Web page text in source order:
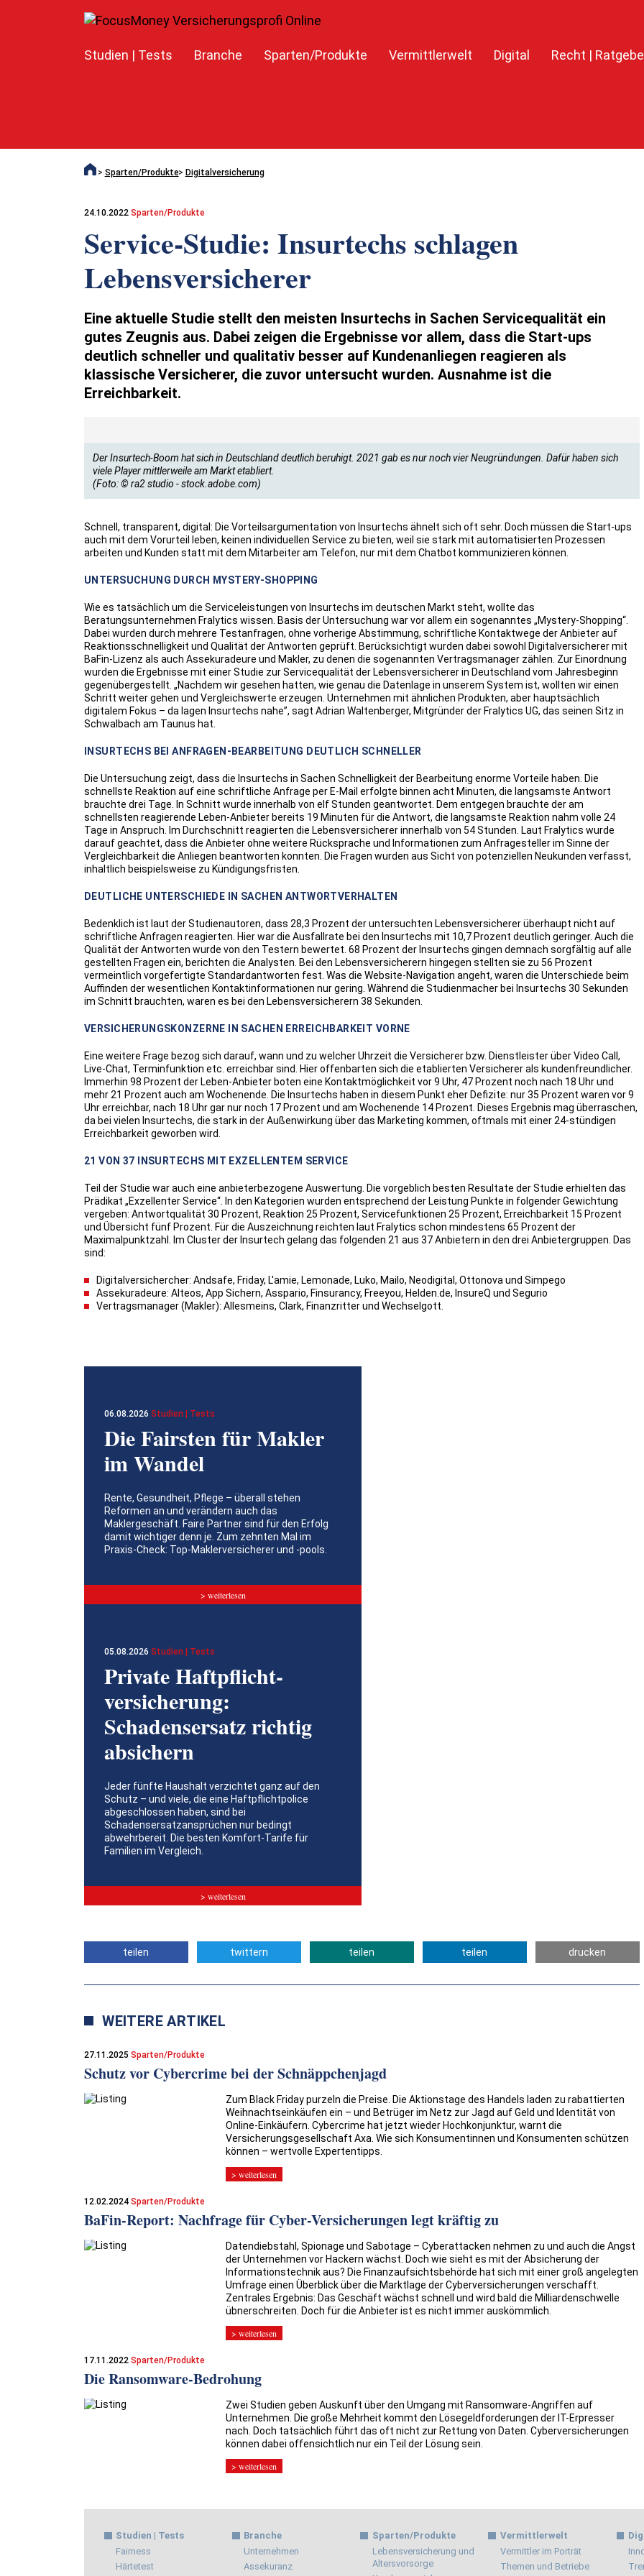
Studien | Tests Branche Sparten/Produkte Vermittlerwelt Digital Recht |
Sparten/Produkte Digitalversicherung
24.10.2022 Sparten/Produkte
Service-Studie: Insurtechs schlagen
Lebensversicherer
Eine aktuelle Studie stellt den meisten Insurtechs in Sachen Servicequalität ein
gutes Zeugnis aus. Dabei zeigen die Ergebnisse vor allem, dass die Start-ups
deutlich schneller und qualitativ besser auf Kundenanliegen reagieren als
klassische Versicherer, die zuvor untersucht wurden. Ausnahme ist die
Erreichbarkeit.
Der Insurtech-Boom hat sich in Deutschland deutlich beruhigt. 2021 gab es nur noch vier Neugründungen. Dafür haben sich
viele Player mittlerweile am Markt etabliert.
(Foto: © ra2 studio - stock.adobe.com)
Schnell, transparent, digital: Die Vorteilsargumentation von Insurtechs ähnelt sich oft sehr. Doch müssen die Start-ups
auch mit dem Vorurteil leben, keinen individuellen Service zu bieten, weil sie stark mit automatisierten Prozessen
arbeiten und Kunden statt mit dem Mitarbeiter am Telefon, nur mit dem Chatbot kommunizieren können.
UNTERSUCHUNG DURCH MYSTERY-SHOPPING
Wie es tatsächlich um die Serviceleistungen von Insurtechs im deutschen Markt steht, wollte das
Beratungsunternehmen Fralytics wissen. Basis der Untersuchung war vor allem ein sogenanntes „Mystery-Shopping“.
Dabei wurden durch mehrere Testanfragen, ohne vorherige Abstimmung, schriftliche Kontaktwege der Anbieter auf
Reaktionsschnelligkeit und Qualität der Antworten geprüft. Berücksichtigt wurden dabei sowohl Digitalversicherer mit
BaFin-Lizenz als auch Assekuradeure und Makler, zu denen die sogenannten Vertragsmanager zählen. Zur Einordnung
wurden die Ergebnisse mit einer Studie zur Servicequalität der Lebensversicherer in Deutschland vom Jahresbeginn
gegenübergestellt. „Nachdem wir gesehen hatten, wie genau die Datenlage in unserem System ist, wollten wir einen
Schritt weiter gehen und Vergleichswerte erzeugen. Unternehmen mit ähnlichen Produkten, aber hauptsächlich
digitalem Fokus – da lagen Insurtechs nahe”, sagt Adrian Waltenberger, Mitgründer der Fralytics UG, das seinen Sitz in
Schwalbach am Taunus hat.
INSURTECHS BEI ANFRAGEN-BEARBEITUNG DEUTLICH SCHNELLER
Die Untersuchung zeigt, dass die Insurtechs in Sachen Schnelligkeit der Bearbeitung enorme Vorteile haben. Die
schnellste Reaktion auf eine schriftliche Anfrage per E-Mail erfolgte binnen acht Minuten, die langsamste Antwort
brauchte drei Tage. In Schnitt wurde innerhalb von elf Stunden geantwortet. Dem entgegen brauchte der am
schnellsten reagierende Leben-Anbieter bereits 19 Minuten für die Antwort, die langsamste Reaktion nahm volle 24
Tage in Anspruch. Im Durchschnitt reagierten die Lebensversicherer innerhalb von 54 Stunden. Laut Fralytics wurde
darauf geachtet, dass die Anbieter ohne weitere Rücksprache und Informationen zum Anfragesteller im Sinne der
Vergleichbarkeit die Anliegen beantworten konnten. Die Fragen wurden aus Sicht von potenziellen Neukunden verfasst,
inhaltlich beispielsweise zu Kündigungsfristen.
DEUTLICHE UNTERSCHIEDE IN SACHEN ANTWORTVERHALTEN
Bedenklich ist laut der Studienautoren, dass 28,3 Prozent der untersuchten Lebensversicherer überhaupt nicht auf
schriftliche Anfragen reagierten. Hier war die Ausfallrate bei den Insurtechs mit 10,7 Prozent deutlich geringer. Auch die
Qualität der Antworten wurde von den Testern bewertet. 68 Prozent der Insurtechs gingen demnach sorgfältig auf alle
gestellten Fragen ein, berichten die Analysten. Bei den Lebensversicherern hingegen stellten sie zu 56 Prozent
vermeintlich vorgefertigte Standardantworten fest. Was die Website-Navigation angeht, waren die Unterschiede beim
Auffinden der wesentlichen Kontaktinformationen nur gering. Während die Studienmacher bei Insurtechs 30 Sekunden
im Schnitt brauchten, waren es bei den Lebensversicherern 38 Sekunden.
VERSICHERUNGSKONZERNE IN SACHEN ERREICHBARKEIT VORNE
Eine weitere Frage bezog sich darauf, wann und zu welcher Uhrzeit die Versicherer bzw. Dienstleister über Video Call,
Live-Chat, Terminfunktion etc. erreichbar sind. Hier offenbarten sich die etablierten Versicherer als kundenfreundlicher.
Immerhin 98 Prozent der Leben-Anbieter boten eine Kontaktmöglichkeit vor 9 Uhr, 47 Prozent noch nach 18 Uhr und
mehr 21 Prozent auch am Wochenende. Die Insurtechs haben in diesem Punkt eher Defizite: nur 35 Prozent waren vor 9
Uhr erreichbar, nach 18 Uhr gar nur noch 17 Prozent und am Wochenende 14 Prozent. Dieses Ergebnis mag überraschen,
da bei vielen Insurtechs, die stark in der Außenwirkung über das Marketing kommen, oftmals mit einer 24-stündigen
Erreichbarkeit geworben wird.
21 VON 37 INSURTECHS MIT EXZELLENTEM SERVICE
Teil der Studie war auch eine anbieterbezogene Auswertung. Die vorgeblich besten Resultate der Studie erhielten das
Prädikat „Exzellenter Service“. In den Kategorien wurden entsprechend der Leistung Punkte in folgender Gewichtung
vergeben: Antwortqualität 30 Prozent, Reaktion 25 Prozent, Servicefunktionen 25 Prozent, Erreichbarkeit 15 Prozent
und Übersicht fünf Prozent. Für die Auszeichnung reichten laut Fralytics schon mindestens 65 Prozent der
Maximalpunktzahl. Im Cluster der Insurtech gelang das folgenden 21 aus 37 Anbietern in den drei Anbietergruppen. Das
sind:
Digitalversichercher: Andsafe, Friday, L'amie, Lemonade, Luko, Mailo, Neodigital, Ottonova und Simpego
Assekuradeure: Alteos, App Sichern, Asspario, Finsurancy, Freeyou, Helden.de, InsureQ und Segurio
Vertragsmanager (Makler): Allesmeins, Clark, Finanzritter und Wechselgott.
06.08.2026 Studien | Tests
Die Fairsten für Makler
im Wandel
Rente, Gesundheit, Pflege – überall stehen
Reformen an und verändern auch das
Maklergeschäft. Faire Partner sind für den Erfolg
damit wichtiger denn je. Zum zehnten Mal im
Praxis-Check: Top-Maklerversicherer und -pools.
> weiterlesen
05.08.2026 Studien | Tests
Private Haftpflicht­
versicherung:
Schadensersatz richtig
absichern
Jeder fünfte Haushalt verzichtet ganz auf den
Schutz – und viele, die eine Haftpflichtpolice
abgeschlossen haben, sind bei
Schadensersatzansprüchen nur bedingt
abwehrbereit. Die besten Komfort-Tarife für
Familien im Vergleich.
> weiterlesen
teilen twittern teilen teilen drucken
WEITERE ARTIKEL
27.11.2025 Sparten/Produkte
Schutz vor Cybercrime bei der Schnäppchenjagd
Zum Black Friday purzeln die Preise. Die Aktionstage des Handels laden zu rabattierten
Weihnachtseinkäufen ein – und Betrüger im Netz zur Jagd auf Geld und Identität von
Online-Einkäufern. Cybercrime hat jetzt wieder Hochkonjunktur, warnt die
Versicherungsgesellschaft Axa. Wie sich Konsumentinnen und Konsumenten schützen
können – wertvolle Expertentipps.
> weiterlesen
12.02.2024 Sparten/Produkte
BaFin-Report: Nachfrage für Cyber-Versicherungen legt kräftig zu
Datendiebstahl, Spionage und Sabotage – Cyberattacken nehmen zu und auch die Angst
der Unternehmen vor Hackern wächst. Doch wie sieht es mit der Absicherung der
Informationstechnik aus? Die Finanzaufsichtsbehörde hat sich mit einer groß angelegten
Umfrage einen Überblick über die Marktlage der Cyberversicherungen verschafft.
Zentrales Ergebnis: Das Geschäft wächst schnell und wird bald die Milliardenschwelle
übnerschreiten. Doch für die Anbieter ist es nicht immer auskömmlich.
> weiterlesen
17.11.2022 Sparten/Produkte
Die Ransomware-Bedrohung
Zwei Studien geben Auskunft über den Umgang mit Ransomware-Angriffen auf
Unternehmen. Die große Mehrheit kommt den Lösegeld­forderungen der IT-Erpresser
nach. Doch tatsächlich führt das oft nicht zur Rettung von Daten. Cyber­versicherungen
können dabei offensichtlich nur ein Teil der Lösung sein.
> weiterlesen
Studien | Tests
Fairness
Härtetest
Branche
Unternehmen
Assekuranz
Sparten/Produkte
Lebensversicherung und
Altersvorsorge
Vermittlerwelt
Vermittler im Porträt
Themen und Betriebe